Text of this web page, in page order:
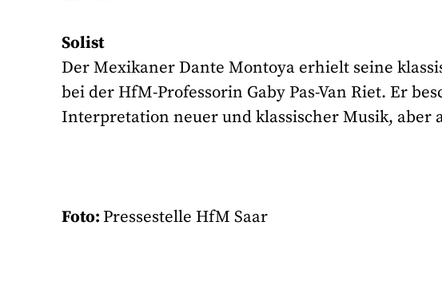
Solist
Der Mexikaner Dante Montoya erhielt seine
bei der HfM-Professorin Gaby Pas-Van Riet. Er
Interpretation neuer und klassischer Musik, aber
Foto: Pressestelle HfM Saar